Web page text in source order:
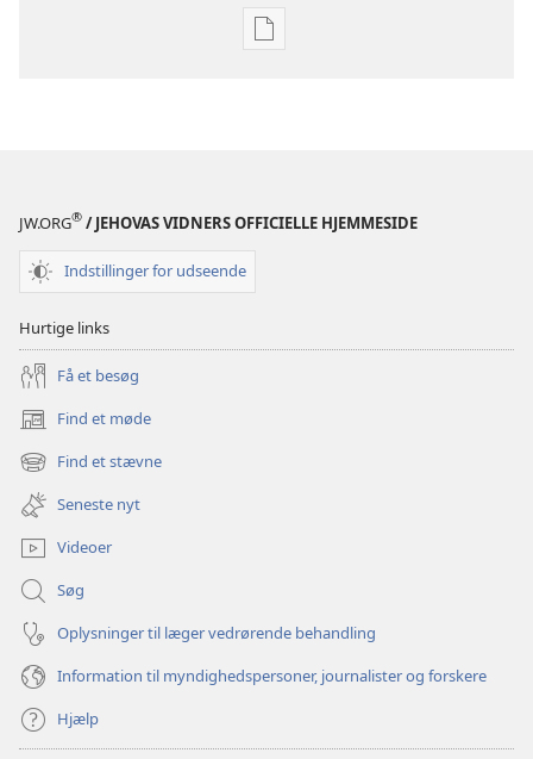
Indstillinger
OP!
JW.ORG® / JEHOVAS VIDNERS OFFICIELLE HJEMMESIDE
Indstillinger for udseende
Hurtige links
Få et besøg
Find et møde
(åbner
nyt
vindue)
Find et stævne
(åbner
nyt
vindue)
Seneste nyt
Videoer
Søg
Oplysninger til læger vedrørende behandling
Information til myndighedspersoner, journalister og forskere
Hjælp